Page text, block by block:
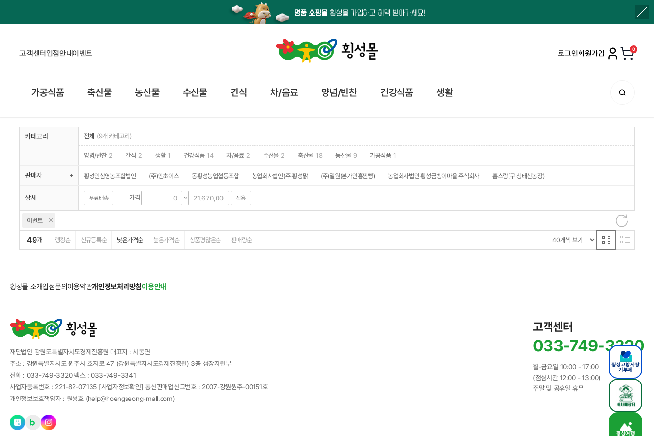
고객센터입점안내이벤트 로그인회원가입 0
가공식품 축산물 농산물 수산물 간식 차/음료 양념/반찬 건강식품 생활
횡성고향사랑
기부제
횡성여행
카테고리 전체 (9개 카테고리)
양념/반찬 2 간식 2 생활 1 건강식품 14 차/음료 2 수산물 2 축산물 18 농산물 9 가공식품 1
판매자 횡성인삼영농조합법인 (주)엔초이스 동횡성농업협동조합 농업회사법인(주)횡성맑 (주)밀원(본가안흥찐빵) 농업회사법인 횡성굼벵이마을 주식회사 홈스랑(구 청태산농장)
농업회사법인주식회사 태기산아침의새소리 횡성축산업협협동조합
농업회사법인 에덴양봉원 주식회사 주식회사 횡성한우로
상세 무료배송 가격 ~ 적용
이벤트
49개 랭킹순 신규등록순 낮은가격순 높은가격순 상품평많은순 판매량순
횡성몰 소개입점문의이용약관개인정보처리방침이용안내
재단법인 강원도특별자치도경제진흥원 대표자 :서동면
주소 : 강원특별자치도 원주시 호저로 47 (강원특별자치도경제진흥원) 3층 성장지원부
전화 : 033-749-3320 팩스 : 033-749-3341
사업자등록번호 : 221-82-07135 [사업자정보확인] 통신판매업신고번호 : 2007-강원원주-00151호
개인정보보호책임자 : 원성호 (help@hoengseong-mall.com)
고객센터
033-749-3320
월-금요일 10:00 - 17:00
(점심시간 12:00 - 13:00)
주말 및 공휴일 휴무